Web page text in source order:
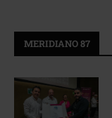
MERIDIANO 87